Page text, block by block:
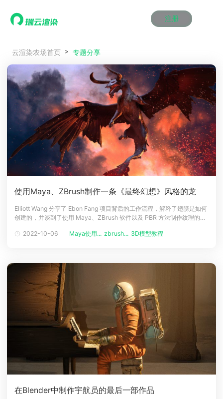
注册
产品服务
效果图渲染
云制作
云渲染管理系统
瑞兔百宝箱
AI视频插帧
效果图渲染
云制作
云渲染管理系统
瑞兔百宝箱
AI视频插帧
效果图渲染
云制作
云渲染管理系统
瑞兔百宝箱
AI视频插帧
效果图渲染
云制作
云渲染管理系统
瑞兔百宝箱
AI视频插帧
效果图渲染
云制作
云渲染管理系统
瑞兔百宝箱
AI视频插帧
效果图渲染
云制作
云渲染管理系统
瑞兔百宝箱
AI视频插帧
解决方案
Maya云渲染方案
3ds Max云渲染方案
Cinema 4D云渲染方案
Blender 云渲染方案
Maya AI渲染方案
Maya云渲染方案
3ds Max云渲染方案
Cinema 4D云渲染方案
Blender 云渲染方案
Maya AI渲染方案
Maya云渲染方案
3ds Max云渲染方案
Cinema 4D云渲染方案
Blender 云渲染方案
Maya AI渲染方案
Maya云渲染方案
3ds Max云渲染方案
Cinema 4D云渲染方案
Blender 云渲染方案
Maya AI渲染方案
Maya云渲染方案
3ds Max云渲染方案
Cinema 4D云渲染方案
Blender 云渲染方案
Maya AI渲染方案
Maya云渲染方案
3ds Max云渲染方案
Cinema 4D云渲染方案
Blender 云渲染方案
Maya AI渲染方案
价格
动画价格
效果图价格
云制作价格
动画价格
效果图价格
云制作价格
动画价格
效果图价格
云制作价格
动画价格
效果图价格
云制作价格
动画价格
效果图价格
云制作价格
动画价格
效果图价格
云制作价格
案例
资讯&赛事
新闻资讯
渲染百科
渲染大赛
泛CG交流会
新闻资讯
渲染百科
渲染大赛
泛CG交流会
新闻资讯
渲染百科
渲染大赛
泛CG交流会
新闻资讯
渲染百科
渲染大赛
泛CG交流会
新闻资讯
渲染百科
渲染大赛
泛CG交流会
新闻资讯
渲染百科
渲染大赛
泛CG交流会
特惠专区
教育优惠
教育优惠
教育优惠
教育优惠
教育优惠
教育优惠
关于我们
下载
登录
云渲染农场首页 专题分享
使用Maya、ZBrush制作一条《最终幻想》风格的龙
Elliott Wang 分享了 Ebon Fang 项目背后的工作流程，解释了翅膀是如何
创建的，并谈到了使用 Maya、ZBrush 软件以及 PBR 方法制作纹理的技
介绍你好！我的名字是 Elliott Wang，我是一名角色艺术家，最近从
2022-10-06 Maya使用... zbrush... 3D模型教程
在Blender中制作宇航员的最后一部作品